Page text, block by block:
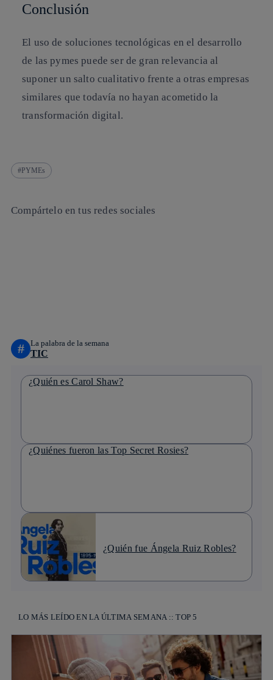
Conclusión
El uso de soluciones tecnológicas en el desarrollo
de las pymes puede ser de gran relevancia al
suponer un salto cualitativo frente a otras empresas
similares que todavía no hayan acometido la
transformación digital.
PYMEs
Compártelo en tus redes sociales
# La palabra de la semana
TIC
¿Quién es Carol Shaw?
¿Quiénes fueron las Top Secret Rosies?
¿Quién fue Ángela Ruiz Robles?
LO MÁS LEÍDO EN LA ÚLTIMA SEMANA :: TOP 5